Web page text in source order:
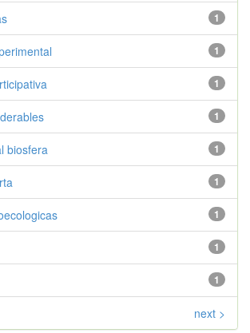
1
1
1
1
1
biosfera
1
1
1
1
next >